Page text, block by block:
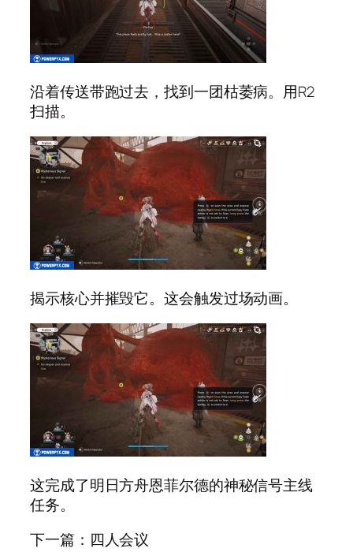
沿着传送带跑过去，找到一团枯萎病。用R2
扫描。
揭示核心并摧毁它。这会触发过场动画。
这完成了明日方舟恩菲尔德的神秘信号主线
任务。
下一篇：四人会议